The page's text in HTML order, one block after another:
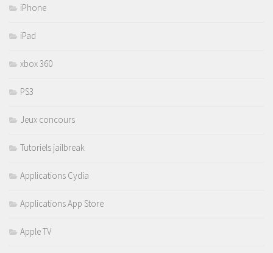
iPhone
iPad
xbox 360
PS3
Jeux concours
Tutoriels jailbreak
Applications Cydia
Applications App Store
Apple TV